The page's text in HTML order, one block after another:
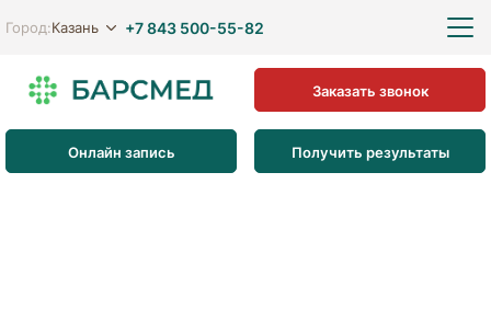
Город:Казань +7 843 500-55-82
Онлайн запись Получить результаты
Заказать звонок